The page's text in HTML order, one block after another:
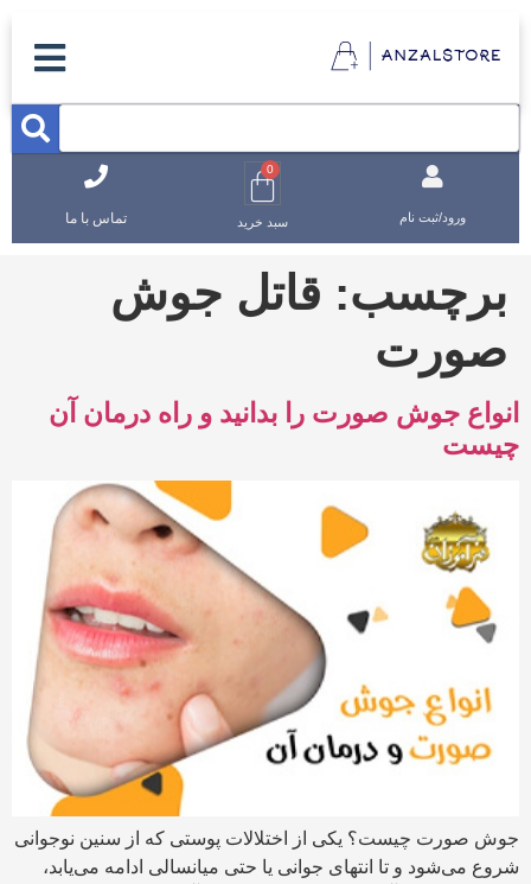
ورود/ثبت نام
0
سبد خرید تماس با ما
برچسب: قاتل جوش
صورت
انواع جوش صورت را بدانید و راه درمان آن
چیست
جوش صورت چیست؟ یکی از اختلالات پوستی که از سنین نوجوانی
شروع می‌شود و تا انتهای جوانی یا حتی میانسالی ادامه می‌یابد،